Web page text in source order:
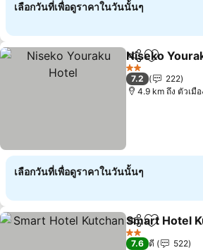
เลือกวันที่เพื่อดูราคาในวันนั้นๆ
แชร์ เพิ่มในรา
Niseko
2 ดาว
7.2
222
4.9 km ถึง ตัวเมือ
เลือกวันที่เพื่อดูราคาในวันนั้นๆ
แชร์ เพิ่มในราย
Smart Hotel
2 ดาว
7.6 ดี
522